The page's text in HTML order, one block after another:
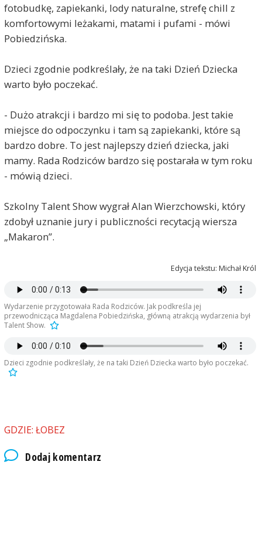
fotobudkę, zapiekanki, lody naturalne, strefę chill z
komfortowymi leżakami, matami i pufami - mówi
Pobiedzińska.
Dzieci zgodnie podkreślały, że na taki Dzień Dziecka
warto było poczekać.
- Dużo atrakcji i bardzo mi się to podoba. Jest takie
miejsce do odpoczynku i tam są zapiekanki, które są
bardzo dobre. To jest najlepszy dzień dziecka, jaki
mamy. Rada Rodziców bardzo się postarała w tym roku
- mówią dzieci.
Szkolny Talent Show wygrał Alan Wierzchowski, który
zdobył uznanie jury i publiczności recytacją wiersza
„Makaron”.
Edycja tekstu: Michał Król
Wydarzenie przygotowała Rada Rodziców. Jak podkreśla jej
przewodnicząca Magdalena Pobiedzińska, główną atrakcją wydarzenia był
Talent Show.
Dzieci zgodnie podkreślały, że na taki Dzień Dziecka warto było poczekać.
GDZIE: ŁOBEZ
Dodaj komentarz